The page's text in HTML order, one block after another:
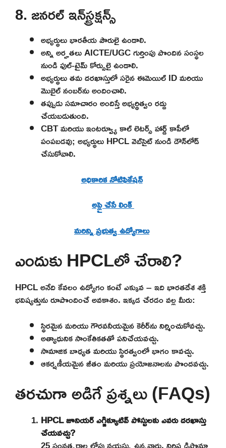
8. జనరల్ ఇన్‌స్ట్రక్షన్స్
అభ్యర్థులు భారతీయ పౌరులై ఉండాలి.
అన్ని అర్హతలు AICTE/UGC గుర్తింపు పొందిన సంస్థల
నుండి ఫుల్-టైమ్ కోర్సులై ఉండాలి.
అభ్యర్థులు తమ దరఖాస్తులో సరైన ఈమెయిల్ ID మరియు
మొబైల్ నంబర్‌ను అందించాలి.
తప్పుడు సమాచారం అందిస్తే అభ్యర్థిత్వం రద్దు
చేయబడుతుంది.
CBT మరియు ఇంటర్వ్యూ కాల్ లెటర్స్ హార్డ్ కాపీలో
పంపబడవు; అభ్యర్థులు HPCL వెబ్‌సైట్ నుండి డౌన్‌లోడ్
చేసుకోవాలి.
అధికారిక నోటిఫికేషన్
అప్లై చేసే లింక్
మరిన్ని ప్రభుత్వ ఉద్యోగాలు
ఎందుకు HPCLలో చేరాలి?
HPCL అనేది కేవలం ఉద్యోగం కంటే ఎక్కువ – ఇది భారతదేశ శక్తి
భవిష్యత్తును రూపొందించే అవకాశం. ఇక్కడ చేరడం వల్ల మీరు:
స్థిరమైన మరియు గౌరవనీయమైన కెరీర్‌ను నిర్మించుకోవచ్చు.
అత్యాధునిక సాంకేతికతతో పనిచేయవచ్చు.
సామాజిక బాధ్యత మరియు స్థిరత్వంలో భాగం కావచ్చు.
ఆకర్షణీయమైన జీతం మరియు ప్రయోజనాలను పొందవచ్చు.
తరచుగా అడిగే ప్రశ్నలు (FAQs)
HPCL జూనియర్ ఎగ్జిక్యూటివ్ పోస్టులకు ఎవరు దరఖాస్తు
చేయవచ్చు?